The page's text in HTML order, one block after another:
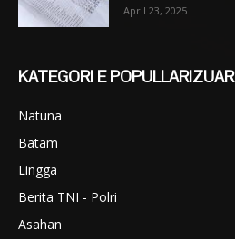
April 23, 2025
KATEGORI E POPULLARIZUAR
Natuna
Batam
Lingga
Berita TNI - Polri
Asahan